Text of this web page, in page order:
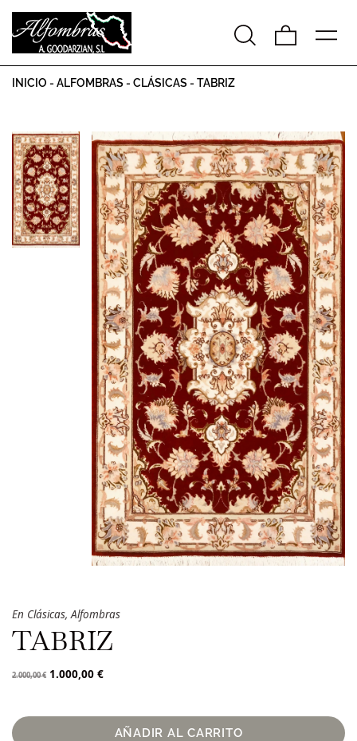
INICIO - ALFOMBRAS - CLÁSICAS - TABRIZ
En Clásicas,Alfombras
TABRIZ
2.000,00€ 1.000,00 €
AÑADIR AL CARRITO